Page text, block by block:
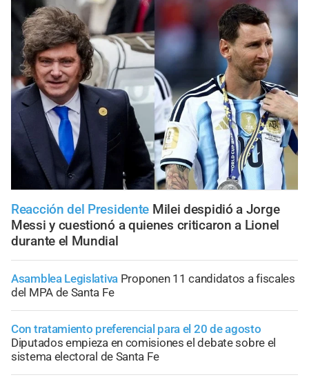
Reacción del Presidente Milei despidió a Jorge
Messi y cuestionó a quienes criticaron a Lionel
durante el Mundial
Asamblea Legislativa Proponen 11 candidatos a fiscales
del MPA de Santa Fe
Con tratamiento preferencial para el 20 de agosto
Diputados empieza en comisiones el debate sobre el
sistema electoral de Santa Fe